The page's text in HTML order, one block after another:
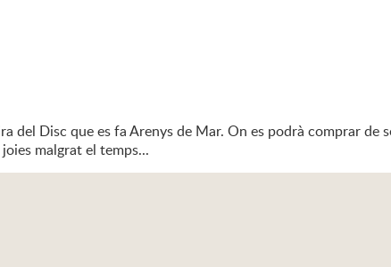
del Disc que es fa Arenys de Mar. On es podrà comprar de
malgrat el temps...